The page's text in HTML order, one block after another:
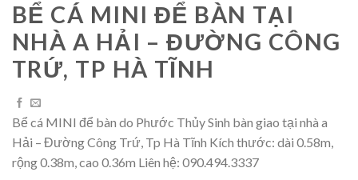
BỂ CÁ MINI ĐỂ BÀN TẠI
NHÀ A HẢI – ĐƯỜNG CÔNG
TRỨ, TP HÀ TĨNH
Bể cá MINI để bàn do Phước Thủy Sinh bàn giao tại nhà a
Hải – Đường Công Trứ, Tp Hà Tĩnh Kích thước: dài 0.58m,
rộng 0.38m, cao 0.36m Liên hệ: 090.494.3337